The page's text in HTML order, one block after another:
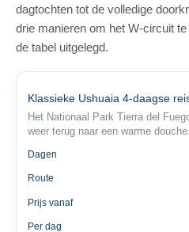
dagtochten tot de volledige
drie manieren om het W-circuit
de tabel uitgelegd.
Klassieke Ushuaia 4-daagse
Het Nationaal Park Tierra del
weer terug naar een warme douche.
Dagen
Route
Prijs vanaf
Per dag